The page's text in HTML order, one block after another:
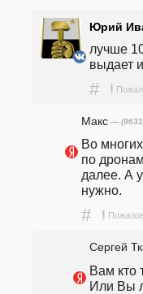
Юрий
лучше
выдает
# !
Макс —
Во
по
далее. А
нужно.
# !
Сергей
Вам кто
Или Вы